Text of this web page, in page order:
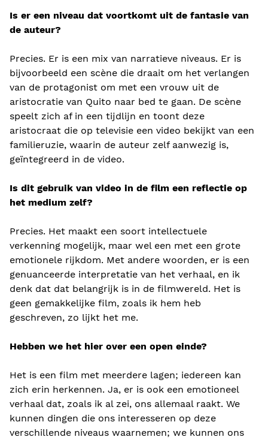
Is er een niveau dat voortkomt uit de fantasie van
de auteur?
Precies. Er is een mix van narratieve niveaus. Er is
bijvoorbeeld een scène die draait om het verlangen
van de protagonist om met een vrouw uit de
aristocratie van Quito naar bed te gaan. De scène
speelt zich af in een tijdlijn en toont deze
aristocraat die op televisie een video bekijkt van een
familieruzie, waarin de auteur zelf aanwezig is,
geïntegreerd in de video.
Is dit gebruik van video in de film een ​​reflectie op
het medium zelf?
Precies. Het maakt een soort intellectuele
verkenning mogelijk, maar wel een met een grote
emotionele rijkdom. Met andere woorden, er is een
genuanceerde interpretatie van het verhaal, en ik
denk dat dat belangrijk is in de filmwereld. Het is
geen gemakkelijke film, zoals ik hem heb
geschreven, zo lijkt het me.
Hebben we het hier over een open einde?
Het is een film met meerdere lagen; iedereen kan
zich erin herkennen. Ja, er is ook een emotioneel
verhaal dat, zoals ik al zei, ons allemaal raakt. We
kunnen dingen die ons interesseren op deze
verschillende niveaus waarnemen; we kunnen ons